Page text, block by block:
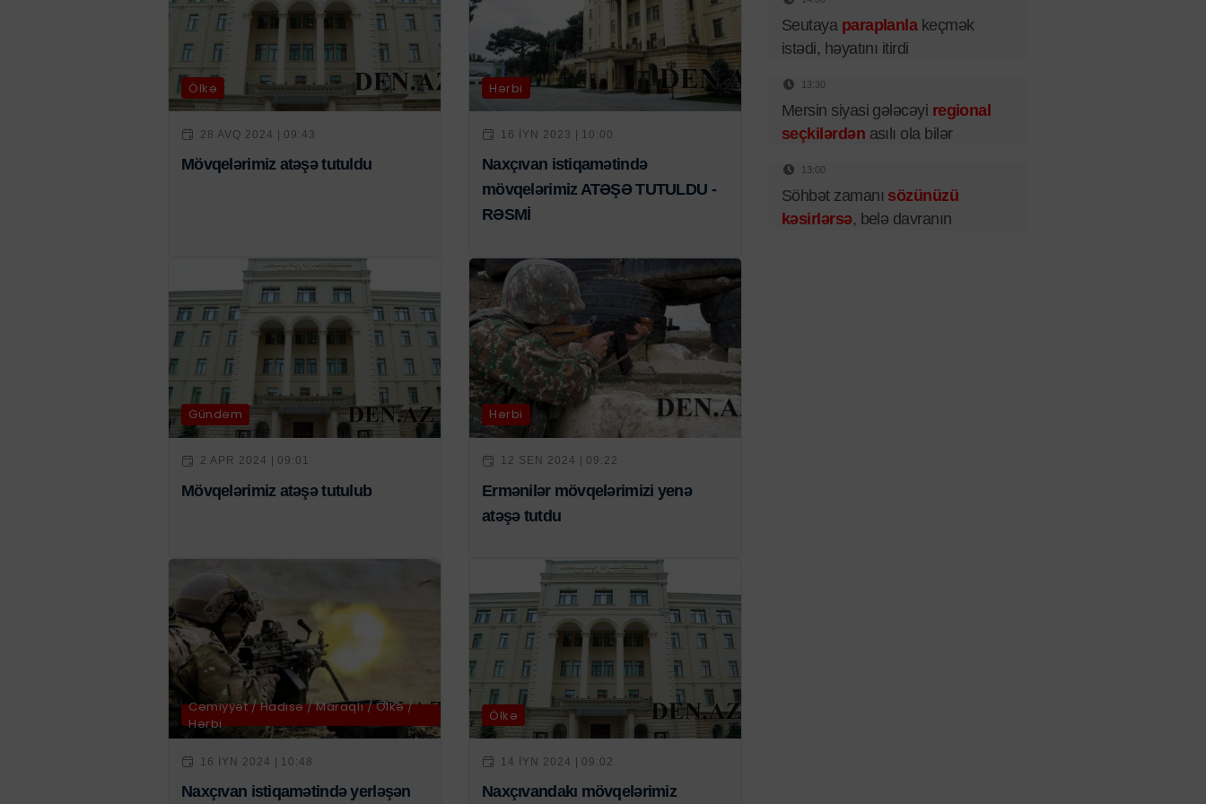
Ölkə
28 AVQ 2024 | 09:43
Mövqelərimiz atəşə tutuldu
Hərbi
16 IYN 2023 | 10:00
Naxçıvan istiqamətində
mövqelərimiz ATƏŞƏ TUTULDU -
RƏSMİ
Gündəm
2 APR 2024 | 09:01
Mövqelərimiz atəşə tutulub
Hərbi
12 SEN 2024 | 09:22
Ermənilər mövqelərimizi yenə
atəşə tutdu
Cəmiyyət / Hadisə / Maraqlı / Ölkə /
Hərbi
16 IYN 2024 | 10:48
Naxçıvan istiqamətində yerləşən
Ölkə
14 IYN 2024 | 09:02
Naxçıvandakı mövqelərimiz
Seutaya paraplanlakeçmək
istədi, həyatını itirdi
13:30
Mersin siyasi gələcəyi regional
seçkilərdən asılı ola bilər
13:00
Söhbət zamanı sözünüzü
kəsirlərsə, belə davranın